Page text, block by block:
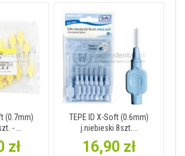
(0.7mm)
- ...
zł
TEPE ID X-Soft (0.6mm)
j.niebieski 8szt....
16,90 zł